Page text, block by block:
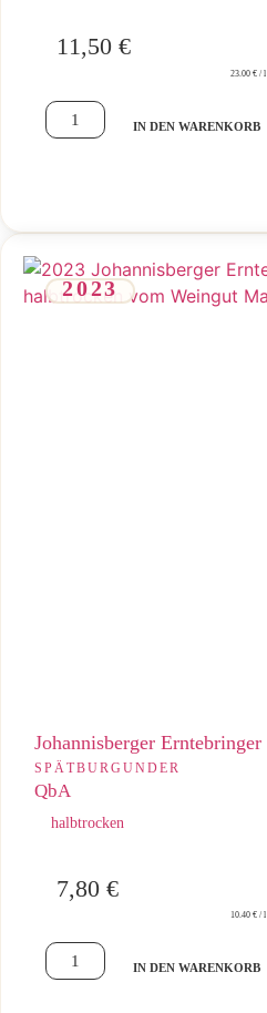
11,50 €
23.00 € / l
IN DEN WARENKORB
2023
Johannisberger Erntebringer
SPÄTBURGUNDER
QbA
halbtrocken
7,80 €
10.40 € / l
IN DEN WARENKORB